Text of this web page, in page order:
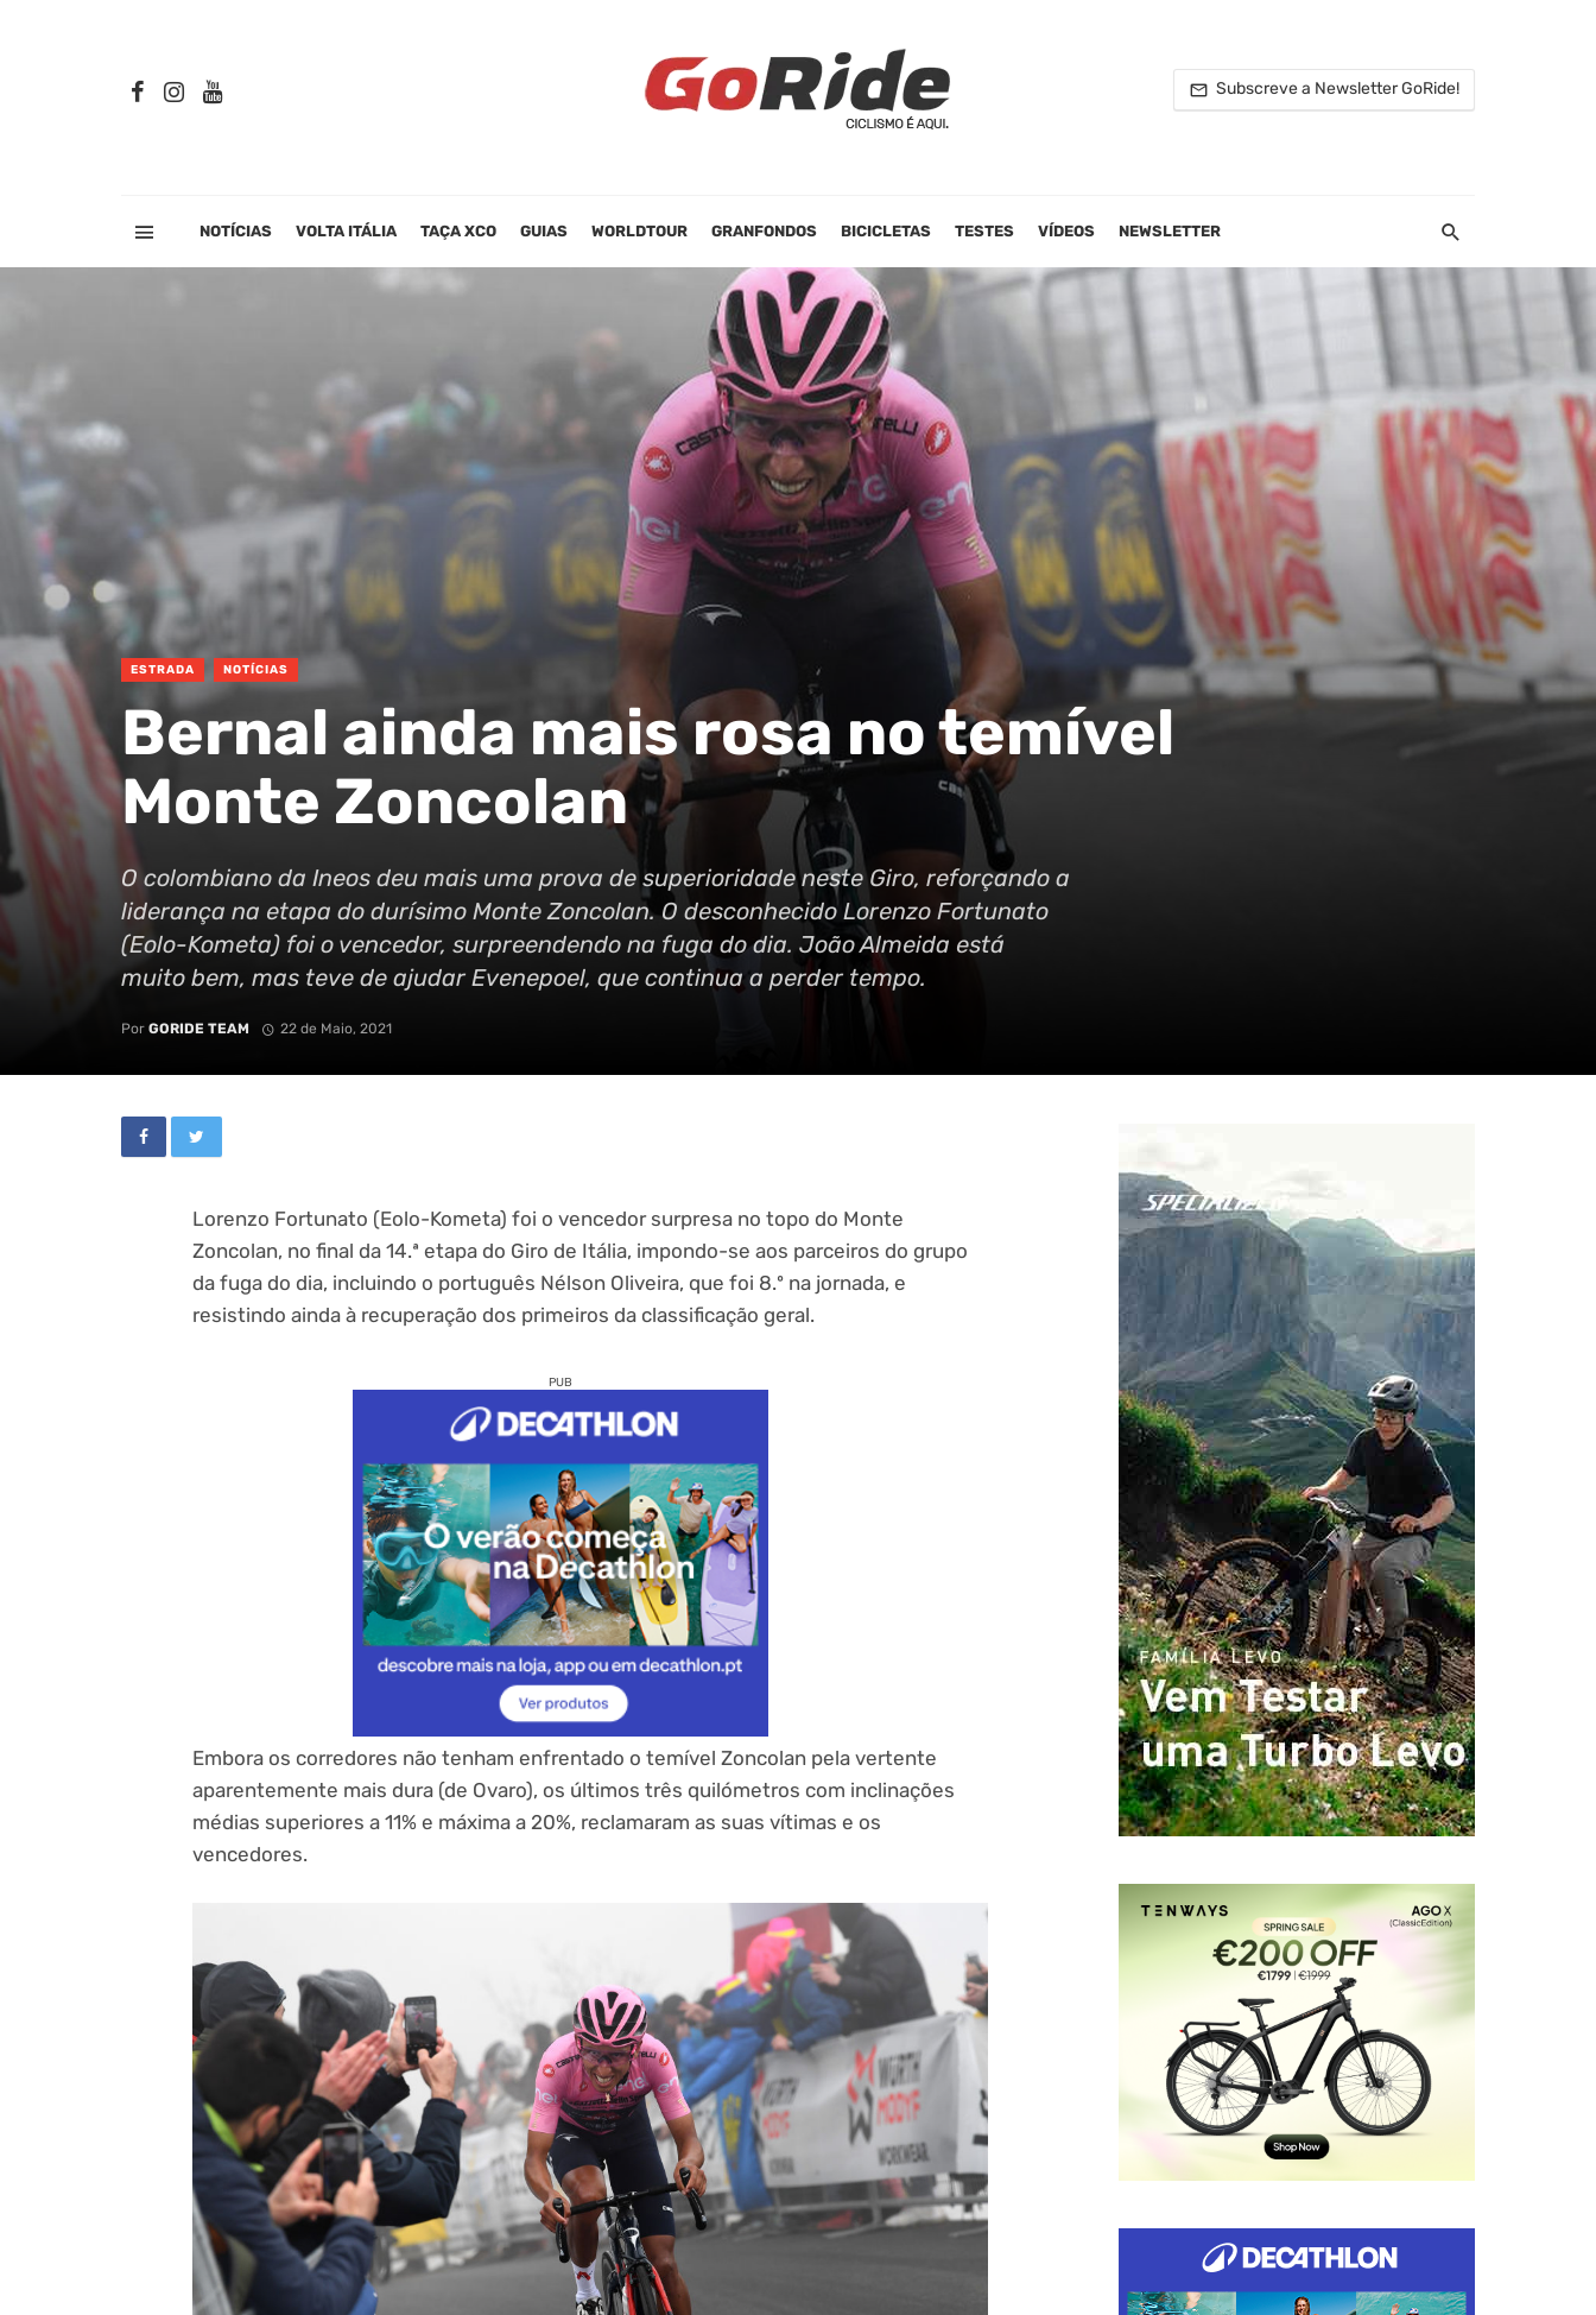
Subscreve a Newsletter GoRide!
NOTÍCIAS VOLTA ITÁLIA TAÇA XCO GUIAS WORLDTOUR GRANFONDOS BICICLETAS TESTES VÍDEOS NEWSLETTER
ESTRADA NOTÍCIAS
Bernal ainda mais rosa no temível
Monte Zoncolan
O colombiano da Ineos deu mais uma prova de superioridade neste Giro, reforçando a
liderança na etapa do durísimo Monte Zoncolan. O desconhecido Lorenzo Fortunato
(Eolo-Kometa) foi o vencedor, surpreendendo na fuga do dia. João Almeida está
muito bem, mas teve de ajudar Evenepoel, que continua a perder tempo.
Por GORIDE TEAM 22 de Maio, 2021
Lorenzo Fortunato (Eolo-Kometa) foi o vencedor surpresa no topo do Monte
Zoncolan, no final da 14.ª etapa do Giro de Itália, impondo-se aos parceiros do grupo
da fuga do dia, incluindo o português Nélson Oliveira, que foi 8.º na jornada, e
resistindo ainda à recuperação dos primeiros da classificação geral.
PUB
Embora os corredores não tenham enfrentado o temível Zoncolan pela vertente
aparentemente mais dura (de Ovaro), os últimos três quilómetros com inclinações
médias superiores a 11% e máxima a 20%, reclamaram as suas vítimas e os
vencedores.